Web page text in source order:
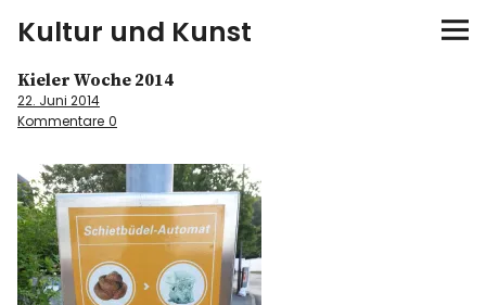
Kultur und Kunst
kultur & kunst
Spiele
Konzerte
Kieler Woche 2014
22. Juni 2014
Kommentare 0